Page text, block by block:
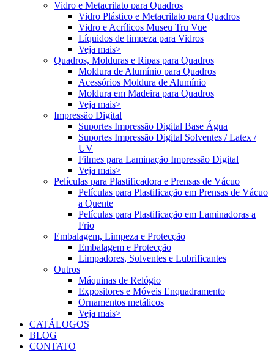
Vidro e Metacrilato para Quadros
Vidro Plástico e Metacrilato para Quadros
Vidro e Acrílicos Museu Tru Vue
Líquidos de limpeza para Vidros
Veja mais>
Quadros, Molduras e Ripas para Quadros
Moldura de Alumínio para Quadros
Acessórios Moldura de Alumínio
Moldura em Madeira para Quadros
Veja mais>
Impressão Digital
Suportes Impressão Digital Base Água
Suportes Impressão Digital Solventes / Latex /
UV
Filmes para Laminação Impressão Digital
Veja mais>
Películas para Plastificadora e Prensas de Vácuo
Películas para Plastificação em Prensas de Vácuo
a Quente
Películas para Plastificação em Laminadoras a
Frio
Embalagem, Limpeza e Protecção
Embalagem e Protecção
Limpadores, Solventes e Lubrificantes
Outros
Máquinas de Relógio
Expositores e Móveis Enquadramento
Ornamentos metálicos
Veja mais>
CATÁLOGOS
BLOG
CONTATO